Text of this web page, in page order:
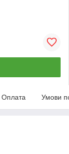
Оплата Умови